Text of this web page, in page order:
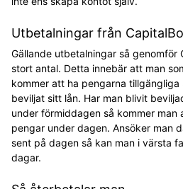
Utbetalningar från
Gällande utbetalningar så genomför
stort antal. Detta innebär att man
kommer att ha pengarna
beviljat sitt lån. Har man blivit
under förmiddagen så kommer man
pengar under dagen. Ansöker man
sent på dagen så kan man i värsta
dagar.